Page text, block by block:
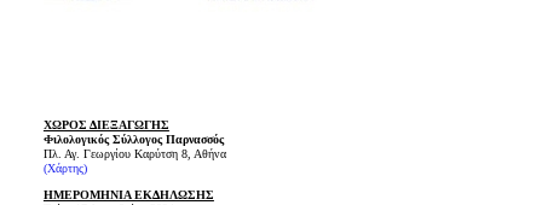
ΧΩΡΟΣ ΔΙΕΞΑΓΩΓΗΣ
Φιλολογικός Σύλλογος Παρνασσός
Πλ. Αγ. Γεωργίου Καρύτση 8, Αθήνα
(Χάρτης)
ΗΜΕΡΟΜΗΝΙΑ ΕΚΔΗΛΩΣΗΣ